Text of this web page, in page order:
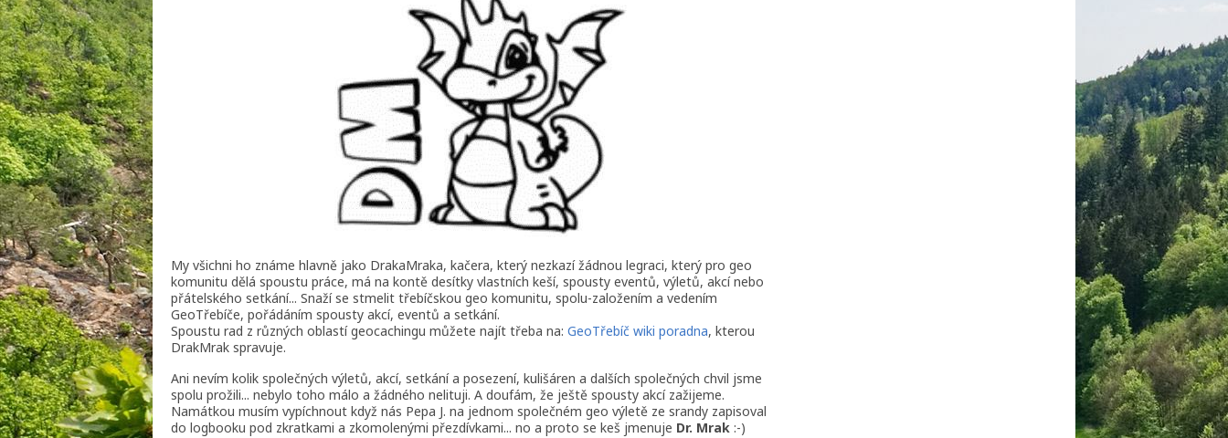
My všichni ho známe hlavně jako DrakaMraka, kačera, který nezkazí žádnou legraci, který pro geo
komunitu dělá spoustu práce, má na kontě desítky vlastních keší, spousty eventů, výletů, akcí nebo
přátelského setkání... Snaží se stmelit třebíčskou geo komunitu, spolu-založením a vedením
GeoTřebíče, pořádáním spousty akcí, eventů a setkání.
Spoustu rad z různých oblastí geocachingu můžete najít třeba na: GeoTřebíč wiki poradna, kterou
DrakMrak spravuje.
Ani nevím kolik společných výletů, akcí, setkání a posezení, kulišáren a dalších společných chvil jsme
spolu prožili... nebylo toho málo a žádného nelituji. A doufám, že ještě spousty akcí zažijeme.
Namátkou musím vypíchnout když nás Pepa J. na jednom společném geo výletě ze srandy zapisoval
do logbooku pod zkratkami a zkomolenými přezdívkami... no a proto se keš jmenuje Dr. Mrak :-)